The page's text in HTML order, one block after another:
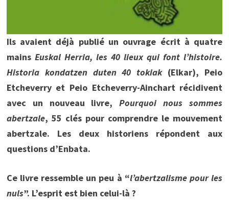
Ils avaient déjà publié un ouvrage écrit à quatre
mains Euskal Herria, les 40 lieux qui font l’histoire.
Historia kondatzen duten 40 tokiak(Elkar), Peio
Etcheverry et Peio Etcheverry-Ainchart récidivent
avec un nouveau livre,Pourquoi nous sommes
abertzale, 55 clés pour comprendre le mouvement
abertzale. Les deux historiens répondent aux
questions d’Enbata.
Ce livre ressemble un peu à “l’abertzalisme pour les
nuls”. L’esprit est bien celui-là ?